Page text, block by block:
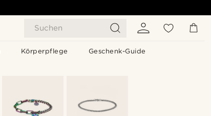
Suchen
Körperpflege Geschenk-Guide